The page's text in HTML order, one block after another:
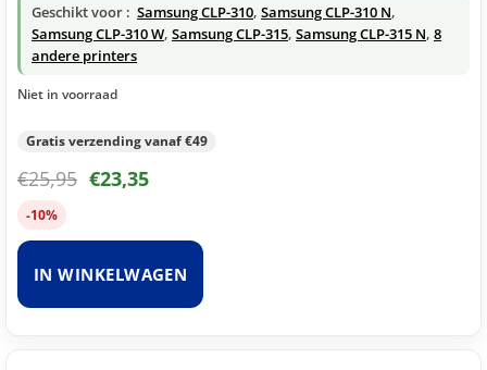
Geschikt voor : Samsung CLP-310, Samsung CLP-310 N,
Samsung CLP-310 W, Samsung CLP-315, Samsung CLP-315 N, 8
andere printers
Niet in voorraad
Gratis verzending vanaf €49
€25,95 €23,35
-10%
IN WINKELWAGEN